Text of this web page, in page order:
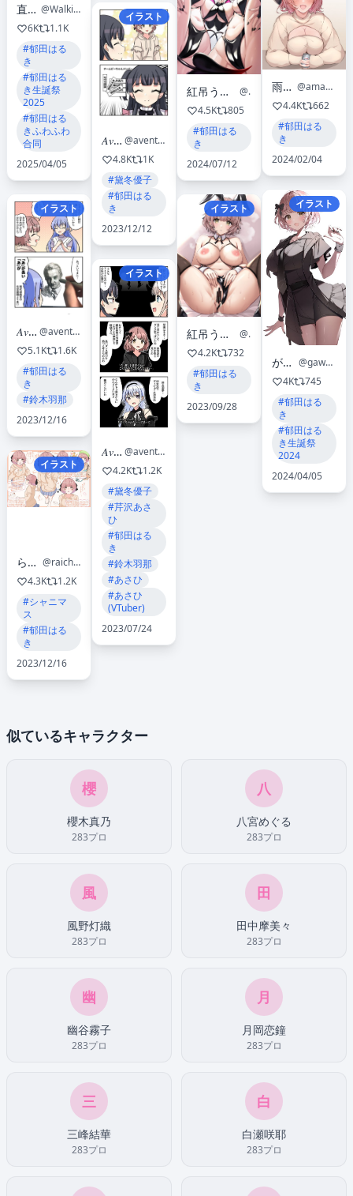
直立行走
@WalkingBoring
6K
1.1K
#郁田はる
き
#郁田はる
き生誕祭
2025
#郁田はる
きふわふわ
合同
2025/04/05
イラスト
𝐴𝑣𝑒𝑛𝑡𝑎𝑑𝑜𝑟
@aventador_770_4
5.1K
1.6K
#郁田はる
き
#鈴木羽那
2023/12/16
イラスト
らいちた
@raichitaraichi
4.3K
1.2K
#シャニマ
ス
#郁田はる
き
2023/12/16
イラスト
𝐴𝑣𝑒𝑛𝑡𝑎𝑑𝑜𝑟
@aventador_770_4
4.8K
1K
#黛冬優子
#郁田はる
き
2023/12/12
イラスト
𝐴𝑣𝑒𝑛𝑡𝑎𝑑𝑜𝑟
@aventador_770_4
4.2K
1.2K
#黛冬優子
#芹沢あさ
ひ
#郁田はる
き
#鈴木羽那
#あさひ
#あさひ
(VTuber)
2023/07/24
紅吊うらび 【C107】2日目／東6"ケ-33a"
@urabiyori
4.5K
805
#郁田はる
き
2024/07/12
イラスト
紅吊うらび 【C107】2日目／東6"ケ-33a"
@urabiyori
4.2K
732
#郁田はる
き
2023/09/28
雨晴ちい
@amabarashitii
4.4K
662
#郁田はる
き
2024/02/04
イラスト
がわわわ
@gawa_wawa
4K
745
#郁田はる
き
#郁田はる
き生誕祭
2024
2024/04/05
似ているキャラクター
櫻
櫻木真乃
283プロ
八
八宮めぐる
283プロ
風
風野灯織
283プロ
田
田中摩美々
283プロ
幽
幽谷霧子
283プロ
月
月岡恋鐘
283プロ
三
三峰結華
283プロ
白
白瀬咲耶
283プロ